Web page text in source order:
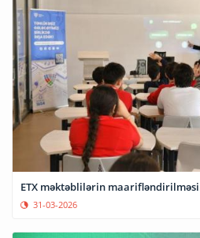
ETX məktəblilərin
31-03-2026